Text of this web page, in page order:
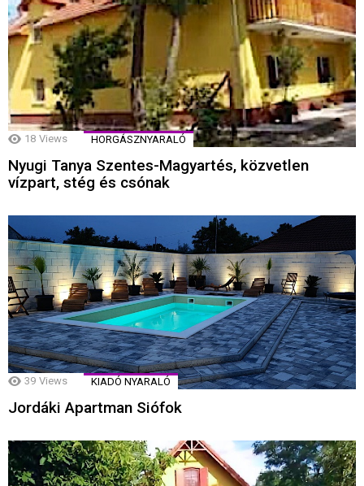
18 Views HORGÁSZNYARALÓ
Nyugi Tanya Szentes-Magyartés, közvetlen
vízpart, stég és csónak
39 Views KIADÓ NYARALÓ
Jordáki Apartman Siófok